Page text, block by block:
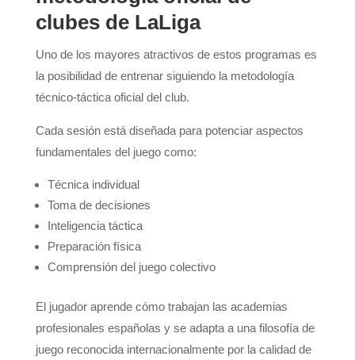
clubes de LaLiga
Uno de los mayores atractivos de estos programas es
la posibilidad de entrenar siguiendo la metodología
técnico-táctica oficial del club.
Cada sesión está diseñada para potenciar aspectos
fundamentales del juego como:
Técnica individual
Toma de decisiones
Inteligencia táctica
Preparación física
Comprensión del juego colectivo
El jugador aprende cómo trabajan las academias
profesionales españolas y se adapta a una filosofía de
juego reconocida internacionalmente por la calidad de